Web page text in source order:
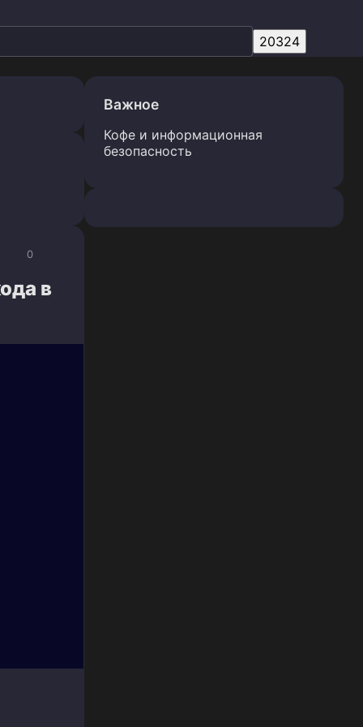
0
в
Важное
Кофе и информационная
безопасность